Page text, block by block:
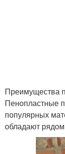
Преимущества
Пенопластные
популярных
обладают